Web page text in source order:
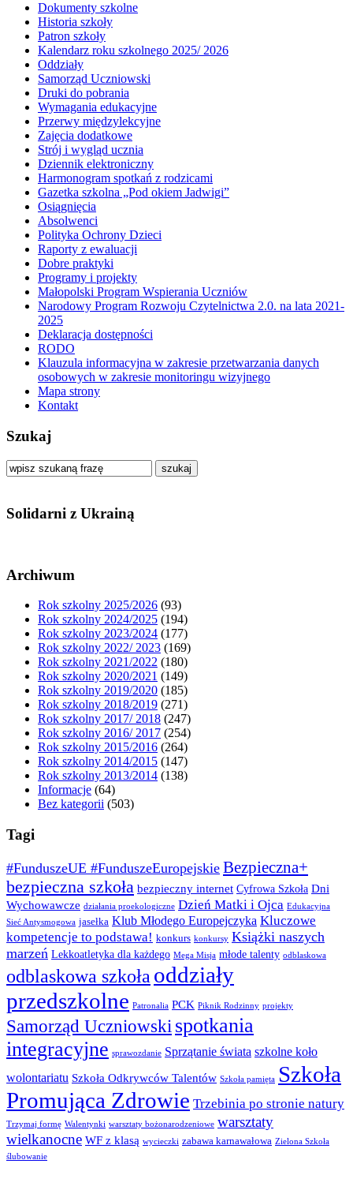
Dokumenty szkolne
Historia szkoły
Patron szkoły
Kalendarz roku szkolnego 2025/ 2026
Oddziały
Samorząd Uczniowski
Druki do pobrania
Wymagania edukacyjne
Przerwy międzylekcyjne
Zajęcia dodatkowe
Strój i wygląd ucznia
Dziennik elektroniczny
Harmonogram spotkań z rodzicami
Gazetka szkolna „Pod okiem Jadwigi”
Osiągnięcia
Absolwenci
Polityka Ochrony Dzieci
Raporty z ewaluacji
Dobre praktyki
Programy i projekty
Małopolski Program Wspierania Uczniów
Narodowy Program Rozwoju Czytelnictwa 2.0. na lata 2021-
2025
Deklaracja dostępności
RODO
Klauzula informacyjna w zakresie przetwarzania danych
osobowych w zakresie monitoringu wizyjnego
Mapa strony
Kontakt
Szukaj
szukaj
Solidarni z Ukrainą
Archiwum
Rok szkolny 2025/2026 (93)
Rok szkolny 2024/2025 (194)
Rok szkolny 2023/2024 (177)
Rok szkolny 2022/ 2023 (169)
Rok szkolny 2021/2022 (180)
Rok szkolny 2020/2021 (149)
Rok szkolny 2019/2020 (185)
Rok szkolny 2018/2019 (271)
Rok szkolny 2017/ 2018 (247)
Rok szkolny 2016/ 2017 (254)
Rok szkolny 2015/2016 (264)
Rok szkolny 2014/2015 (147)
Rok szkolny 2013/2014 (138)
Informacje (64)
Bez kategorii (503)
Tagi
#FunduszeUE #FunduszeEuropejskie Bezpieczna+
bezpieczna szkoła bezpieczny internet Cyfrowa Szkoła Dni
Wychowawcze działania proekologiczne Dzień Matki i Ojca Edukacyjna
Sieć Antysmogowa jasełka Klub Młodego Europejczyka Kluczowe
kompetencje to podstawa! konkurs konkursy Książki naszych
marzeń Lekkoatletyka dla każdego Mega Misja młode talenty odblaskowa
odblaskowa szkoła oddziały
przedszkolne Patronalia PCK Piknik Rodzinny projekty
Samorząd Uczniowski spotkania
integracyjne sprawozdanie Sprzątanie świata szkolne koło
wolontariatu Szkoła Odkrywców Talentów Szkoła pamięta Szkoła
Promująca Zdrowie Trzebinia po stronie natury
Trzymaj formę Walentynki warsztaty bożonarodzeniowe warsztaty
wielkanocne WF z klasą wycieczki zabawa karnawałowa Zielona Szkoła
ślubowanie